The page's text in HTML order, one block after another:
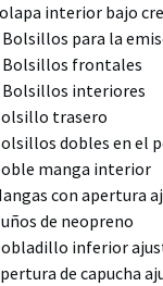
interior bajo
Bolsillos para la
Bolsillos frontales
Bolsillos interiores
trasero
dobles en el
manga interior
con apertura
de neopreno
inferior
de capucha